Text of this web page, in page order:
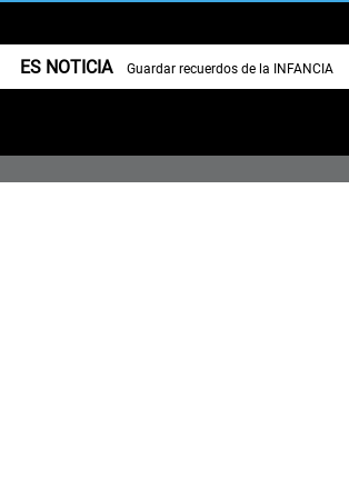
ES NOTICIA Guardar recuerdos de la INFANCIA